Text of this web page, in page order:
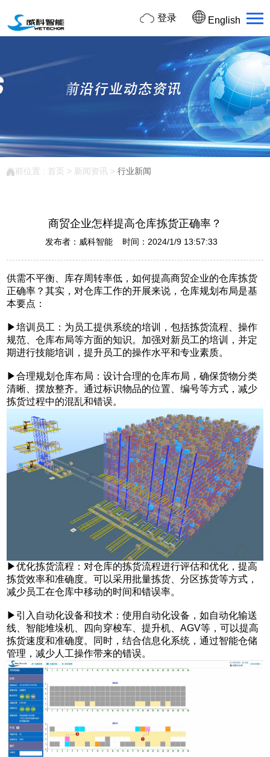
登录 English
当前位置 : 首页 > 新闻资讯 >行业新闻
商贸企业怎样提高仓库拣货正确率？
发布者：威科智能 时间：2024/1/9 13:57:33
供需不平衡、库存周转率低，如何提高商贸企业的仓库拣货
正确率？其实，对仓库工作的开展来说，仓库规划布局是基
本要点：
▶培训员工：为员工提供系统的培训，包括拣货流程、操作
规范、仓库布局等方面的知识。加强对新员工的培训，并定
期进行技能培训，提升员工的操作水平和专业素质。
▶合理规划仓库布局：设计合理的仓库布局，确保货物分类
清晰、摆放整齐。通过标识物品的位置、编号等方式，减少
拣货过程中的混乱和错误。
▶优化拣货流程：对仓库的拣货流程进行评估和优化，提高
拣货效率和准确度。可以采用批量拣货、分区拣货等方式，
减少员工在仓库中移动的时间和错误率。
▶ 引入自动化设备和技术：使用自动化设备，如自动化输送
线、智能堆垛机、四向穿梭车、提升机、AGV等，可以提高
拣货速度和准确度。同时，结合信息化系统，通过智能仓储
管理，减少人工操作带来的错误。